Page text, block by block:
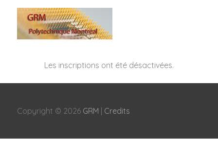
contenu
Les inscriptions ont été désactivées.
Copyright © 2026 GRM | Credits